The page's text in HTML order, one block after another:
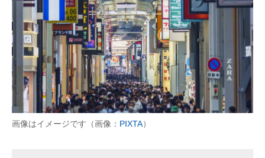
好きが集まる 比べて選べる
ビジネスと働き方のヒント
AI活用のいまが分かる
企業ITのトレンドを詳説
画像はイメージです（画像： PIXTA）